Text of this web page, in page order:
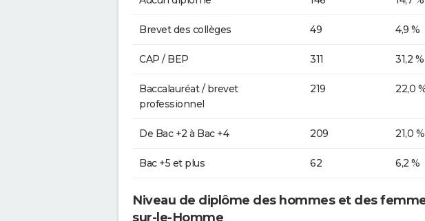
Brevet des collèges 49 4,9 %
CAP / BEP 311 31,2 %
Baccalauréat / brevet
professionnel
219 22,0
De Bac +2 à Bac +4 209 21,0 %
Bac +5 et plus 62 6,2 %
Niveau de diplôme des hommes et des
sur-le-Homme